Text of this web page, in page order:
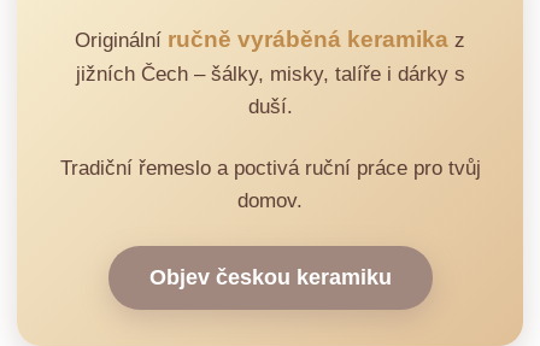
Originální ručně vyráběná keramika z
jižních Čech – šálky, misky, talíře i dárky s
duší.
Tradiční řemeslo a poctivá ruční práce pro tvůj
domov.
Objev českou keramiku